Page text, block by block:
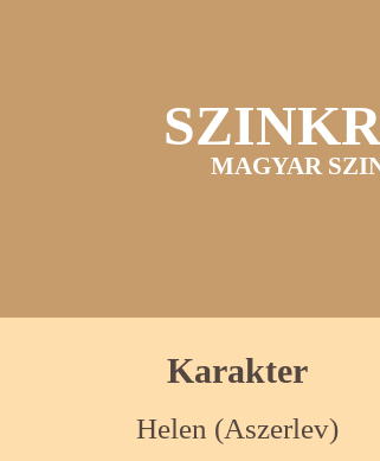
MAGYAR
Karakter
Helen (Aszerlev)